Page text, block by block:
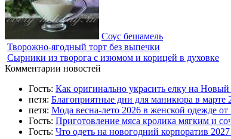
Соус бешамель
Творожно-ягодный торт без выпечки
Сырники из творога с изюмом и корицей в духовке
Комментарии новостей
Гость: Как оригинально украсить елку на
петя: Благоприятные дни для маникюра в марте
петя: Мода весна-лето 2026 в женской одежде
Гость: Приготовление мяса кролика мягким и
Гость: Что одеть на новогодний корпоратив